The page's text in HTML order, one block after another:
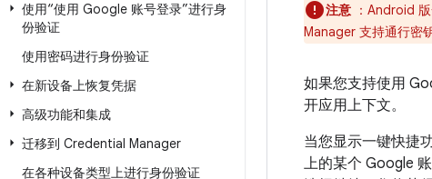
使用“使用 Google 账号登录”进行身
份验证
使用密码进行身份验证
在新设备上恢复凭据
高级功能和集成
迁移到 Credential Manager
在各种设备类型上进行身份验证
注意 ：Android
Manager 支持通行密
如果您支持使用
开应用上下文。
当您显示一键快捷
上的某个 Google